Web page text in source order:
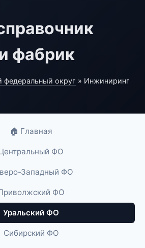
фабрик
федеральный округ » Инжиниринг
🏠 Главная
ФО
Западный ФО
ФО
Уральский ФО
Сибирский ФО